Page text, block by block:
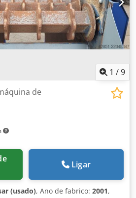
1 /9
de
Ligar
(usado), Ano de fabrico: 2001,